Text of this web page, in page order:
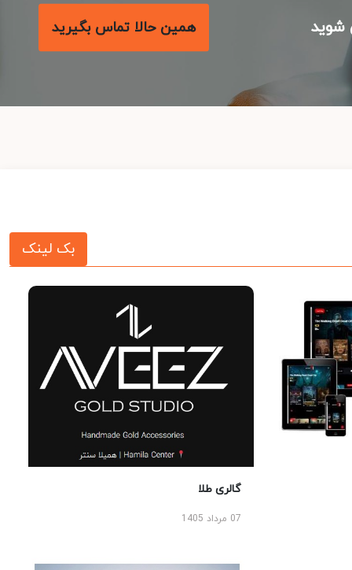
همین حالا تماس بگیرید
بک لینک
گالری طلا
07 مرداد 1405